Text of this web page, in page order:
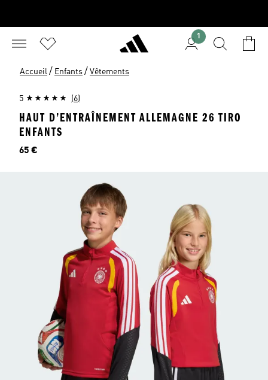
1
Accueil / Enfants / Vêtements
5 (6)
HAUT D’ENTRAÎNEMENT ALLEMAGNE 26 TIRO
ENFANTS
Prix
65 €